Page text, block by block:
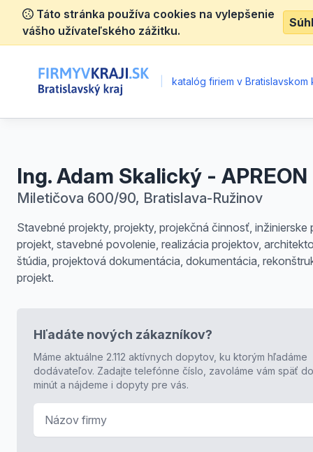
Táto stránka používa cookies na vylepšenie
vášho užívateľského zážitku.
katalóg firiem v Bratislavskom
Ing. Adam Skalický - APREON
Miletičova 600/90, Bratislava-Ružinov
Stavebné projekty, projekty, projekčná činnosť, inžinierske
projekt, stavebné povolenie, realizácia projektov,
štúdia, projektová dokumentácia, dokumentácia,
projekt.
Hľadáte nových zákazníkov?
Máme aktuálne 2.112 aktívnych dopytov, ku ktorým hľadáme
dodávateľov. Zadajte telefónne číslo, zavoláme vám späť
minút a nájdeme i dopyty pre vás.